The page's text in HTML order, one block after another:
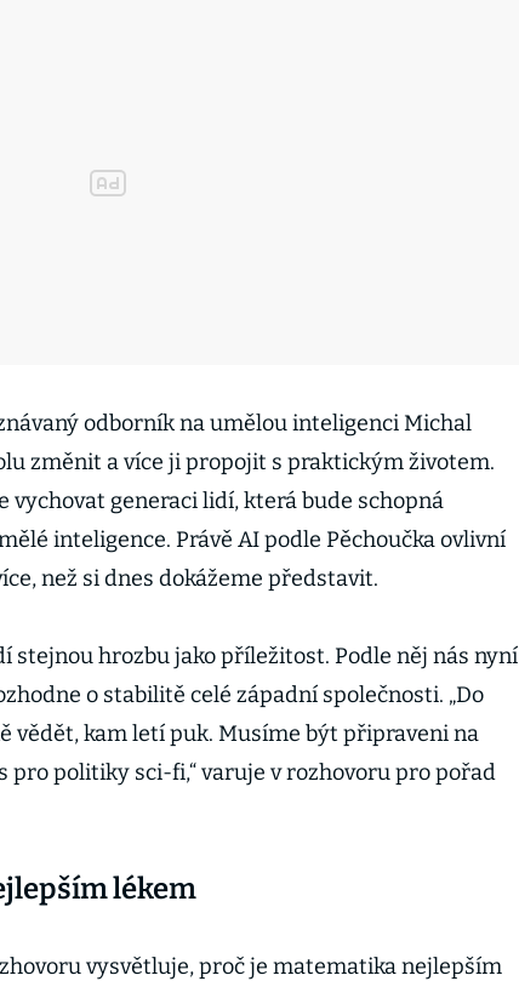
odborník na umělou inteligenci Michal
změnit a více ji propojit s praktickým životem.
vychovat generaci lidí, která bude schopná
inteligence. Právě AI podle Pěchoučka ovlivní
než si dnes dokážeme představit.
stejnou hrozbu jako příležitost. Podle něj nás nyní
o stabilitě celé západní společnosti. „Do
vědět, kam letí puk. Musíme být připraveni na
pro politiky sci-fi,“ varuje v rozhovoru pro pořad
lékem
vysvětluje, proč je matematika nejlepším